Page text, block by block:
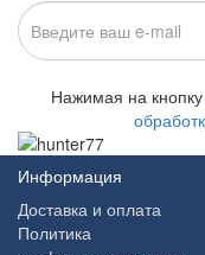
Нажимая на
Информация
Доставка и оплата
Политика